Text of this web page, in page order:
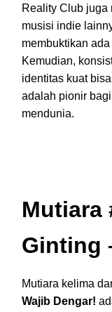
Reality Club
musisi indie
membuktikan
Kemudian,
identitas kuat
adalah pionir bagi
mendunia.
Mutiara
Ginting
Mutiara kelima
Wajib Dengar!